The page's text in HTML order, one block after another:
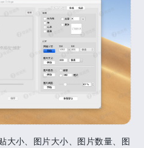
大小、图片大小、图片数量、图